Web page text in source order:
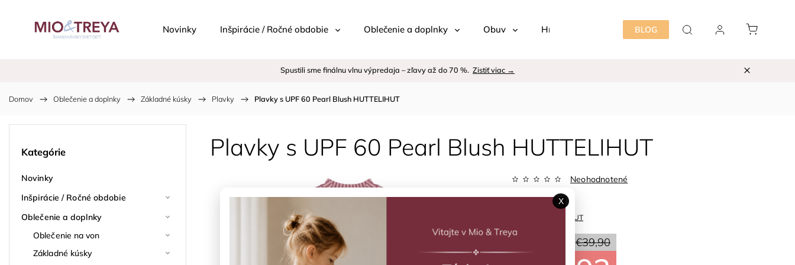
BLOG
Novinky Inšpirácie / Ročné obdobie Oblečenie a doplnky Obuv Hračky Detská izba Starostlivosť
Spustili sme finálnu vlnu výpredaja – zľavy až do 70 %. Zistiť viac →
Domov / Oblečenie a doplnky / Základné kúsky / Plavky / Plavky s UPF 60 Pearl Blush HUTTELIHUT
Kategórie
Novinky
Inšpirácie / Ročné obdobie
Oblečenie a doplnky
Oblečenie na von
Základné kúsky
Plavky s UPF 60 Pearl Blush HUTTELIHUT
HUTTELIHUT
Neohodnotené
€39,90
Kód: Zvoľte variant
X